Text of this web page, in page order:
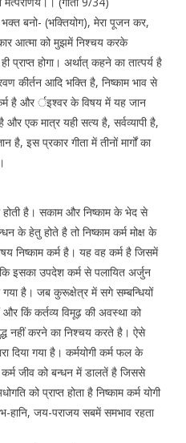
बनो- (भक्तियोग), मेरा पूजन कर,
आत्मा को मुझमें निश्चय करके
प्राप्त होगा। अर्थात् कहने का तात्पर्य है
कीर्तन आदि भक्ति है, निष्काम भाव से
है और र्इश्वर के विषय में यह जान
और एक मात्र यही सत्य है, सर्वव्यापी है,
है, इस प्रकार गीता में तीनों मार्गों का
होती है। सकाम और निष्काम के भेद से
के हेतु होते है तो निष्काम कर्म मोक्ष के
निष्काम कर्म है। यह वह कर्म है जिसमें
इसका उपदेश कर्म से पलायित अर्जुन
है। जब कुरूक्षेत्र में सगे सम्बन्धियों
किं कर्तव्य विमूढ़ की अवस्था को
नहीं करने का निश्चय करते है। ऐसे
दिया गया है। कर्मयोगी कर्म फल के
जीव को बन्धन में डालतें है जिससे
को प्राप्त होता है निष्काम कर्म योगी
जय-पराजय सबमें समभाव रहता